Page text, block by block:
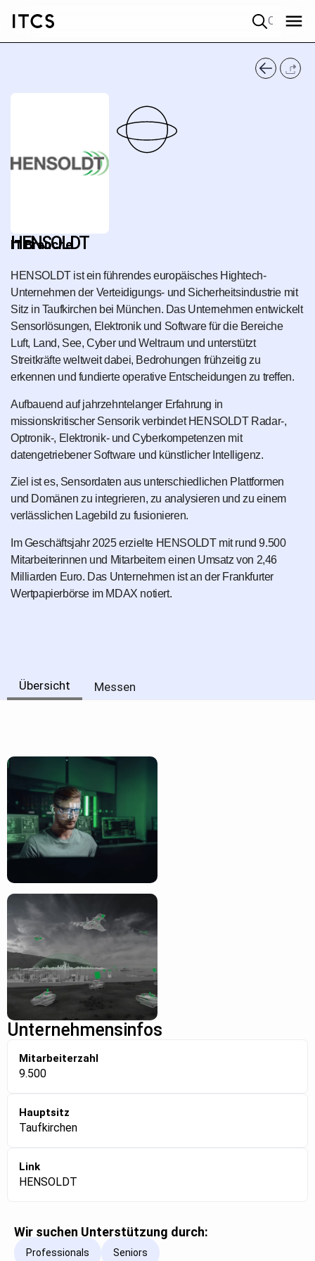
HENSOLDT
IT Branche
HENSOLDT ist ein führendes europäisches Hightech-
Unternehmen der Verteidigungs- und Sicherheitsindustrie mit
Sitz in Taufkirchen bei München. Das Unternehmen entwickelt
Sensorlösungen, Elektronik und Software für die Bereiche
Luft, Land, See, Cyber und Weltraum und unterstützt
Streitkräfte weltweit dabei, Bedrohungen frühzeitig zu
erkennen und fundierte operative Entscheidungen zu treffen.
Aufbauend auf jahrzehntelanger Erfahrung in
missionskritischer Sensorik verbindet HENSOLDT Radar-,
Optronik-, Elektronik- und Cyberkompetenzen mit
datengetriebener Software und künstlicher Intelligenz.
Ziel ist es, Sensordaten aus unterschiedlichen Plattformen
und Domänen zu integrieren, zu analysieren und zu einem
verlässlichen Lagebild zu fusionieren.
Im Geschäftsjahr 2025 erzielte HENSOLDT mit rund 9.500
Mitarbeiterinnen und Mitarbeitern einen Umsatz von 2,46
Milliarden Euro. Das Unternehmen ist an der Frankfurter
Wertpapierbörse im MDAX notiert.
Übersicht Messen
Unternehmensinfos
Mitarbeiterzahl
9.500
Hauptsitz
Taufkirchen
Link
HENSOLDT
Wir suchen Unterstützung durch:
Professionals Seniors